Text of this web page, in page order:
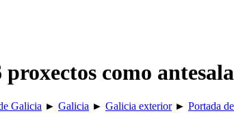
como
Galicia ► Galicia ► Galicia exterior► Portada